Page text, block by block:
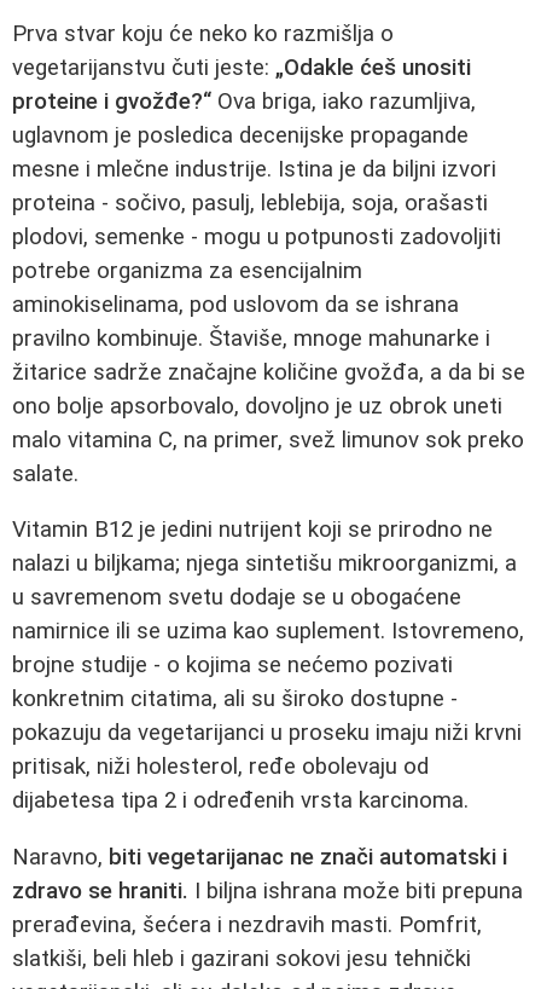
Prva stvar koju će neko ko razmišlja o
vegetarijanstvu čuti jeste: „Odakle ćeš unositi
proteine i gvožđe?“ Ova briga, iako razumljiva,
uglavnom je posledica decenijske propagande
mesne i mlečne industrije. Istina je da biljni izvori
proteina - sočivo, pasulj, leblebija, soja, orašasti
plodovi, semenke - mogu u potpunosti zadovoljiti
potrebe organizma za esencijalnim
aminokiselinama, pod uslovom da se ishrana
pravilno kombinuje. Štaviše, mnoge mahunarke i
žitarice sadrže značajne količine gvožđa, a da bi se
ono bolje apsorbovalo, dovoljno je uz obrok uneti
malo vitamina C, na primer, svež limunov sok preko
salate.
Vitamin B12 je jedini nutrijent koji se prirodno ne
nalazi u biljkama; njega sintetišu mikroorganizmi, a
u savremenom svetu dodaje se u obogaćene
namirnice ili se uzima kao suplement. Istovremeno,
brojne studije - o kojima se nećemo pozivati
konkretnim citatima, ali su široko dostupne -
pokazuju da vegetarijanci u proseku imaju niži krvni
pritisak, niži holesterol, ređe obolevaju od
dijabetesa tipa 2 i određenih vrsta karcinoma.
Naravno, biti vegetarijanac ne znači automatski i
zdravo se hraniti. I biljna ishrana može biti prepuna
prerađevina, šećera i nezdravih masti. Pomfrit,
slatkiši, beli hleb i gazirani sokovi jesu tehnički